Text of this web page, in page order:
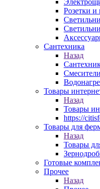
Розетки и
Сантехника
Назад
Товары
Назад
Товары
https://
Товары для
Назад
Товары
Готовые
Прочее
Назад